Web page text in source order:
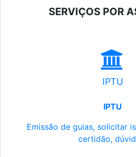
SERVIÇOS POR
IPTU
IPTU
Emissão de guias, solicitar
certidão,